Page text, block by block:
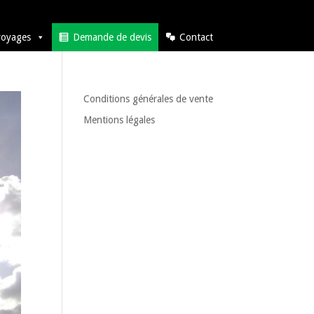
Demande de devis Contact
Conditions générales de vente
Mentions légales